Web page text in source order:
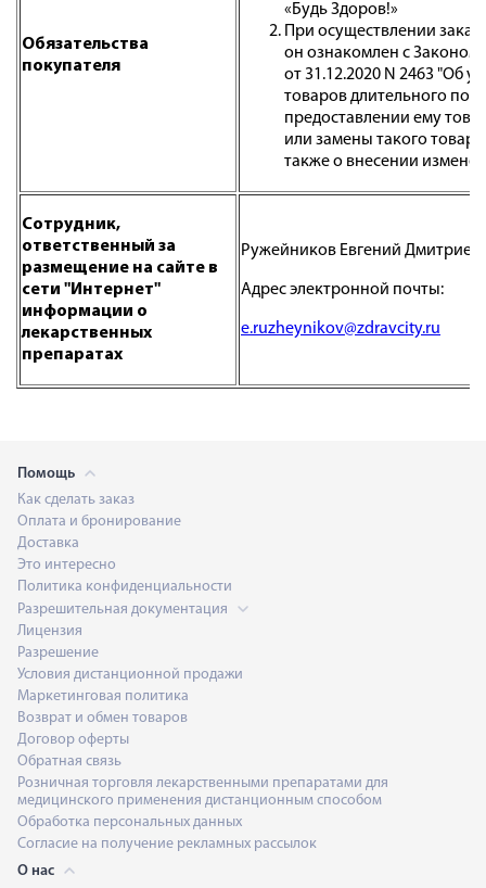
Обязательства
покупателя
«Будь Здоров!»
При осуществлении
он ознакомлен с Законом
от 31.12.2020 N 2463 "Об
товаров длительного
предоставлении ему
или замены такого
также о внесении
Сотрудник,
ответственный за
размещение на сайте в
сети "Интернет"
информации о
лекарственных
препаратах
Ружейников Евгений
Адрес электронной почты:
e.ruzheynikov@zdravcity.ru
Помощь
Как сделать заказ
Оплата и бронирование
Доставка
Это интересно
Политика конфиденциальности
Разрешительная документация
Лицензия
Разрешение
Условия дистанционной продажи
Маркетинговая политика
Возврат и обмен товаров
Договор оферты
Обратная связь
Розничная торговля лекарственными препаратами для
медицинского применения дистанционным способом
Обработка персональных данных
Согласие на получение рекламных рассылок
О нас